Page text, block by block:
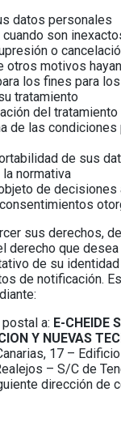
datos personales
son
o
otros motivos
los fines para
tratamiento
del
de las
de sus
normativa
de decisiones
sus derechos,
derecho que
de su
de notificación.
a: E-CHEIDE
Y NUEVAS
17 –
– S/C de
dirección de